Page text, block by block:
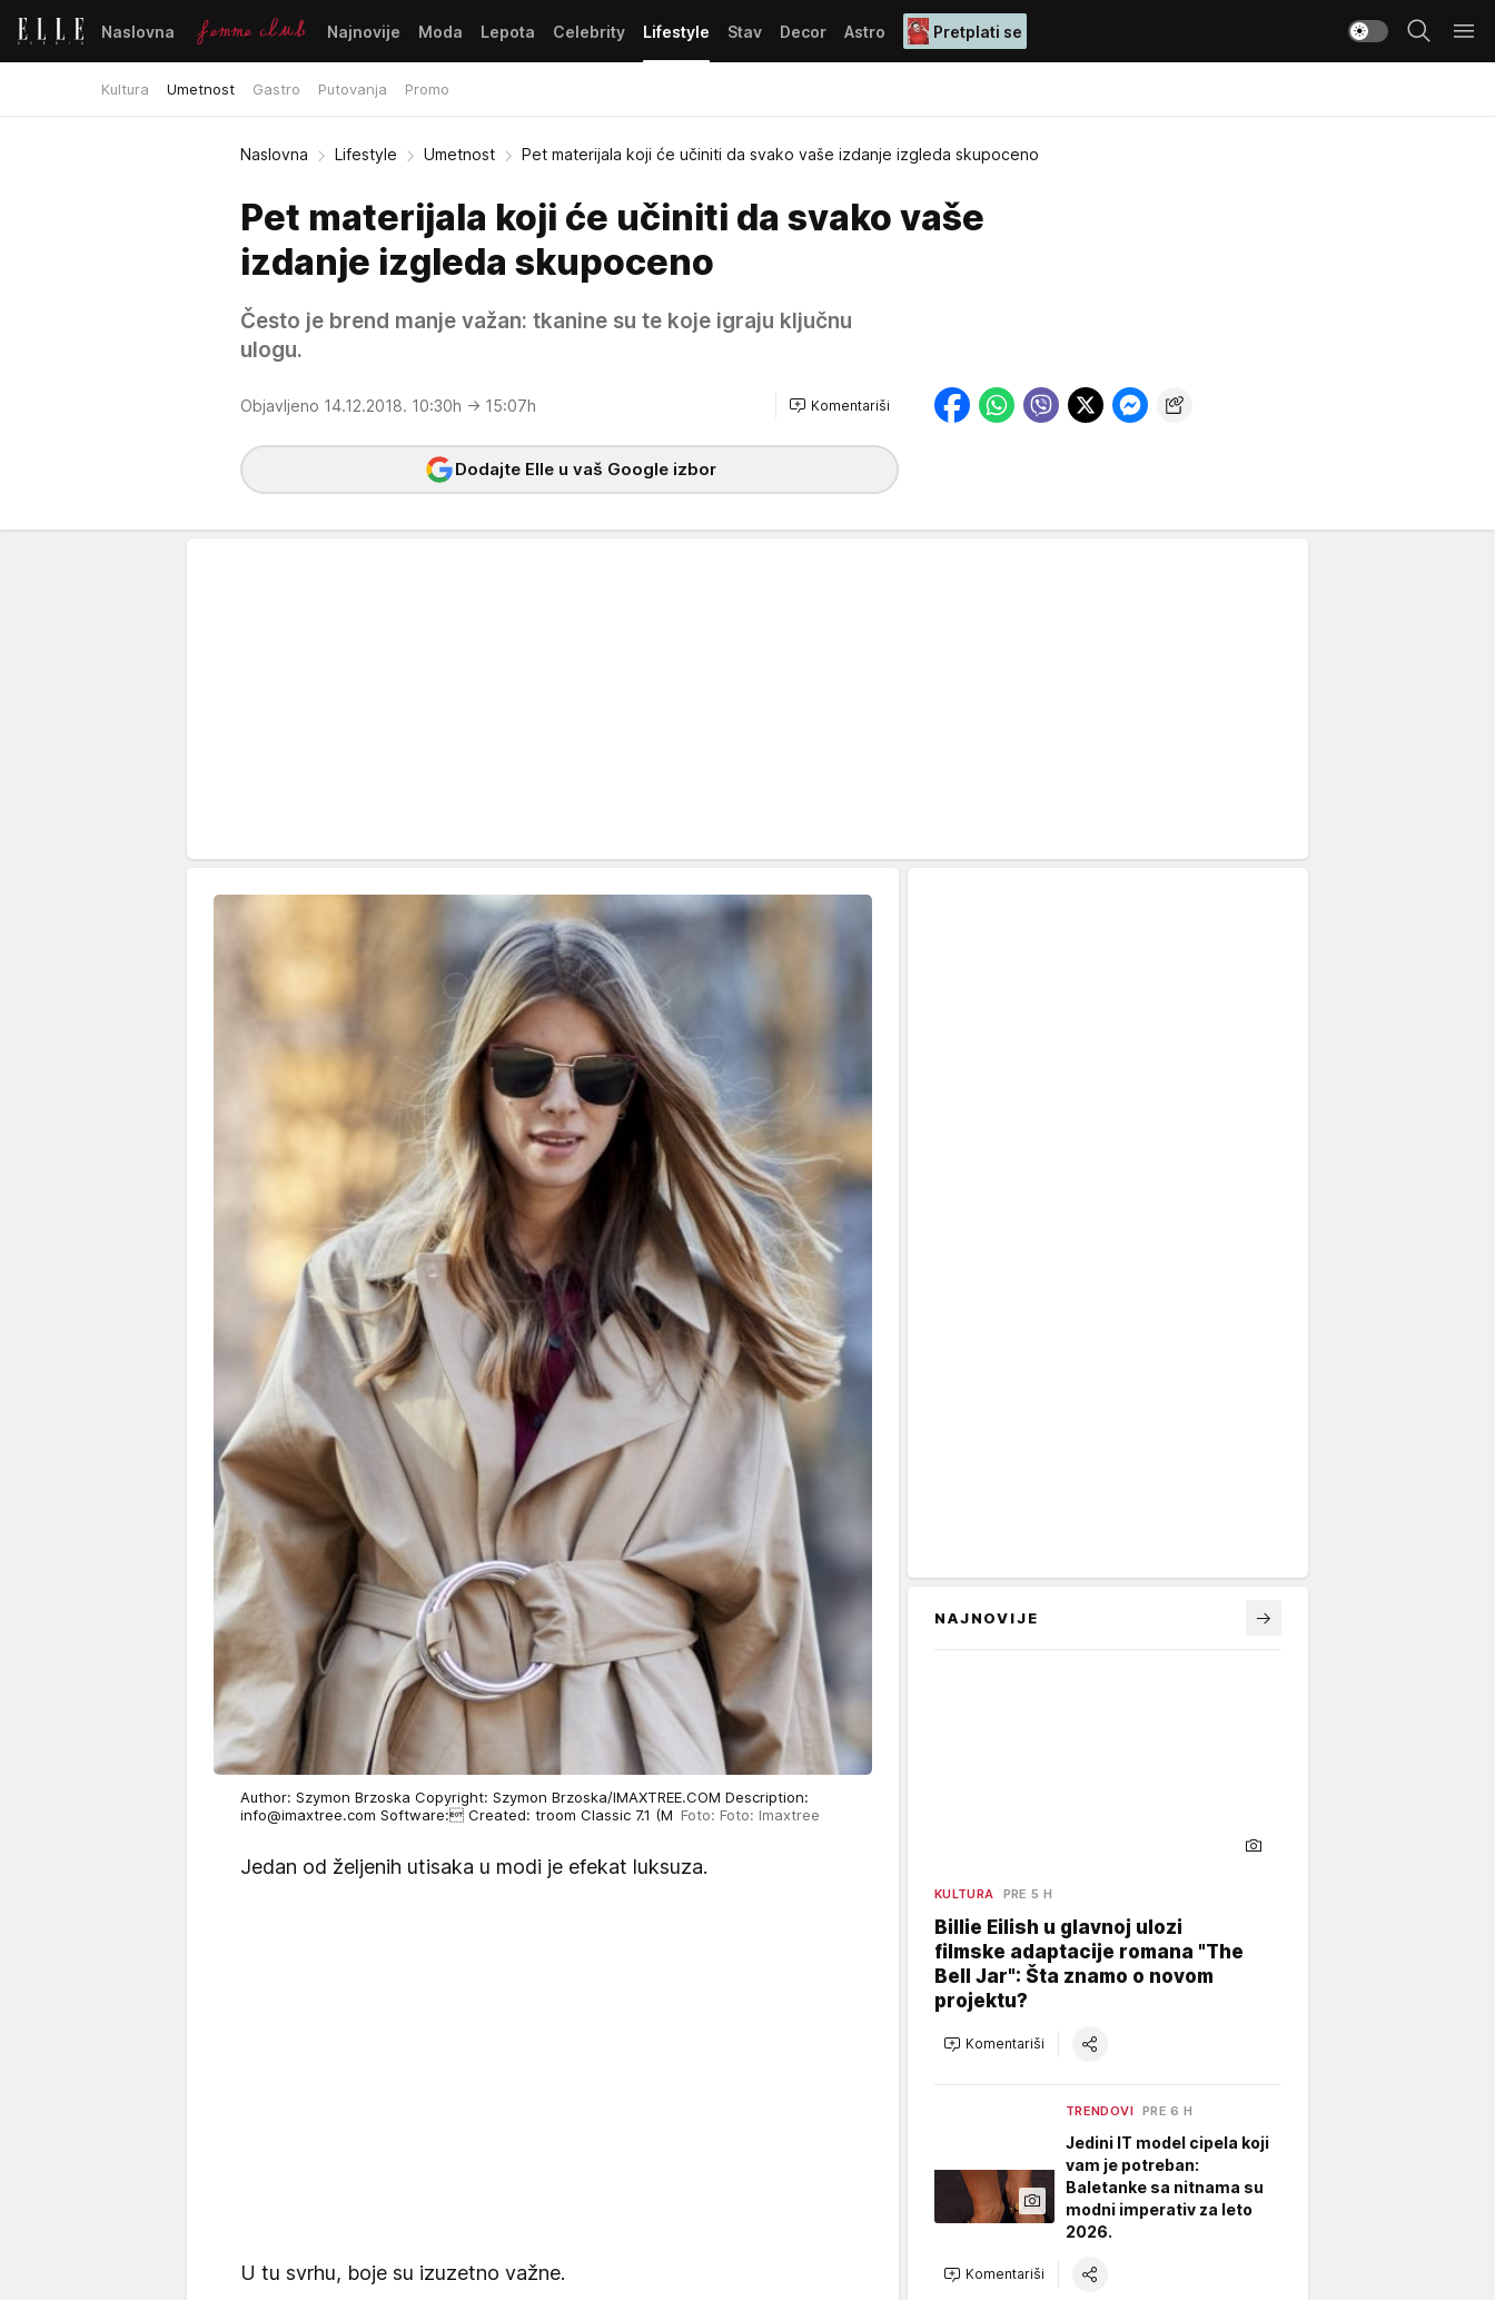
Naslovna Najnovije Moda Lepota Celebrity Lifestyle
Kultura Umetnost Gastro Putovanja Promo
Stav Decor Astro Pretplati se
Naslovna Lifestyle Umetnost Pet materijala koji će učiniti da svako vaše izdanje izgleda skupoceno
Pet materijala koji će učiniti da svako vaše
izdanje izgleda skupoceno
Često je brend manje važan: tkanine su te koje igraju ključnu
ulogu.
Objavljeno 14.12.2018. 10:30h → 15:07h Komentariši
Dodajte Elle u vaš Google izbor
Author: Szymon Brzoska Copyright: Szymon Brzoska/IMAXTREE.COM Description:
info@imaxtree.com Software: Created: troom Classic 7.1 (M Foto: Foto: Imaxtree
Jedan od željenih utisaka u modi je efekat luksuza.
U tu svrhu, boje su izuzetno važne.
NAJNOVIJE
KULTURA PRE 5 H
Billie Eilish u glavnoj ulozi
filmske adaptacije romana "The
Bell Jar": Šta znamo o novom
projektu?
Komentariši
TRENDOVI PRE 6 H
Jedini IT model cipela koji
vam je potreban:
Baletanke sa nitnama su
modni imperativ za leto
2026.
Komentariši